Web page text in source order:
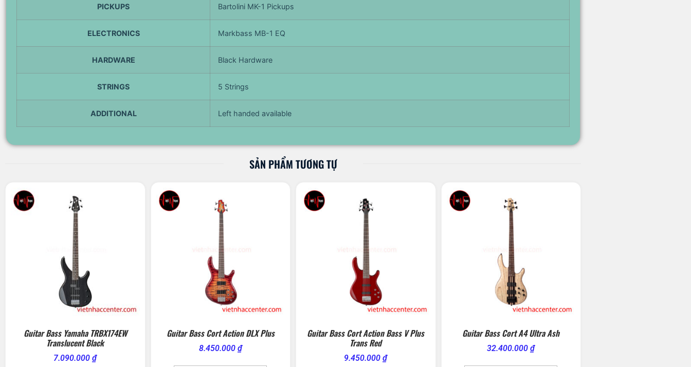
PICKUPS Bartolini MK-1 Pickups
ELECTRONICS Markbass MB-1 EQ
HARDWARE Black Hardware
STRINGS 5 Strings
ADDITIONAL Left handed available
SẢN PHẨM TƯƠNG TỰ
Guitar Bass Yamaha TRBX174EW
Translucent Black
7.090.000₫
Guitar Bass Cort Action DLX Plus
8.450.000 ₫
Guitar Bass Cort Action Bass V Plus
Trans Red
9.450.000₫
Guitar Bass Cort A4 Ultra Ash
32.400.000₫